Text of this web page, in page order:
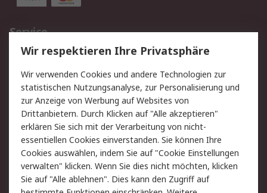
Service
Value Added Services
Lieferlösungen
Rücksendungen
Kontakt
Hilfe
Rechtliches
AGB
Datenschutz
Cookie-Richtlinie
Zahlungsbedingungen
Copyright/Impressum
Wir respektieren Ihre Privatsphäre
Wir verwenden Cookies und andere Technologien zur
statistischen Nutzungsanalyse, zur Personalisierung und
zur Anzeige von Werbung auf Websites von
Drittanbietern. Durch Klicken auf "Alle akzeptieren"
erklären Sie sich mit der Verarbeitung von nicht-
essentiellen Cookies einverstanden. Sie können Ihre
Cookies auswählen, indem Sie auf "Cookie Einstellungen
verwalten" klicken. Wenn Sie dies nicht möchten, klicken
Sie auf "Alle ablehnen". Dies kann den Zugriff auf